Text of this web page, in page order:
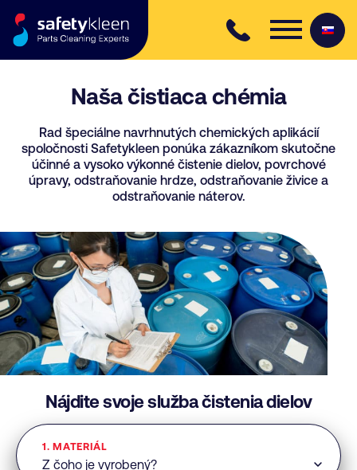
Naša čistiaca chémia
Rad špeciálne navrhnutých chemických aplikácií
spoločnosti Safetykleen ponúka zákazníkom skutočne
účinné a vysoko výkonné čistenie dielov, povrchové
úpravy, odstraňovanie hrdze, odstraňovanie živice a
odstraňovanie náterov.
Nájdite svoje služba čistenia dielov
1. MATERIÁL